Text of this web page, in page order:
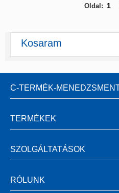
Oldal: 1
Kosaram
C-TERMÉK-
TERMÉKEK
SZOLGÁLTATÁSOK
RÓLUNK